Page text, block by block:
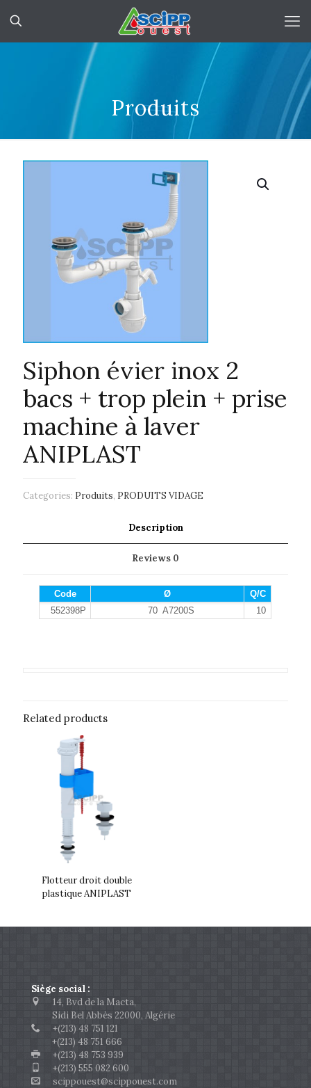
Produits
Siphon évier inox 2
bacs + trop plein + prise
machine à laver
ANIPLAST
Categories: Produits, PRODUITS VIDAGE
Description
Reviews 0
Code Ø
Q/C
552398P
70 A7200S 10
Related products
Flotteur droit double
plastique ANIPLAST
Siège social :
14, Bvd de la Macta,
Sidi Bel Abbès 22000, Algérie
+(213) 48 751 121
+(213) 48 751 666
+(213) 48 753 939
+(213) 555 082 600
scippouest@scippouest.com